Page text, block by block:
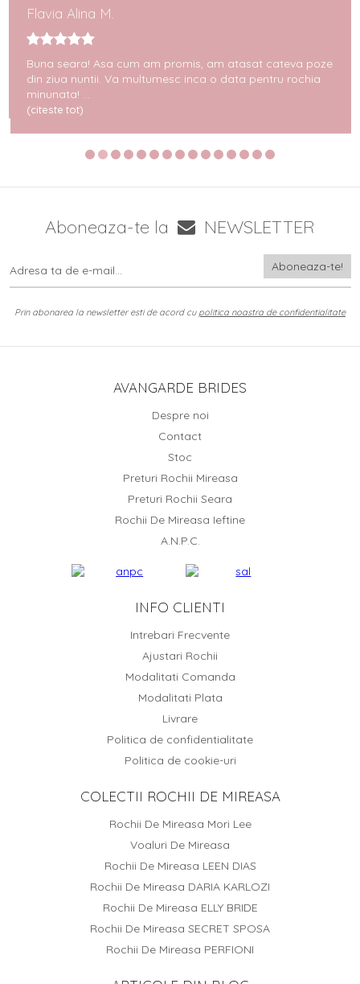
Flavia Alina M.
Buna seara! Asa cum am promis, am atasat cateva poze
din ziua nuntii. Va multumesc inca o data pentru rochia
minunata! ...
(citeste tot)
Aboneaza-te la NEWSLETTER
Prin abonarea la newsletter esti de acord cu politica noastra de confidentialitate
AVANGARDE BRIDES
Despre noi
Contact
Stoc
Preturi Rochii Mireasa
Preturi Rochii Seara
Rochii De Mireasa Ieftine
A.N.P.C.
INFO CLIENTI
Intrebari Frecvente
Ajustari Rochii
Modalitati Comanda
Modalitati Plata
Livrare
Politica de confidentialitate
Politica de cookie-uri
COLECTII ROCHII DE MIREASA
Rochii De Mireasa Mori Lee
Voaluri De Mireasa
Rochii De Mireasa LEEN DIAS
Rochii De Mireasa DARIA KARLOZI
Rochii De Mireasa ELLY BRIDE
Rochii De Mireasa SECRET SPOSA
Rochii De Mireasa PERFIONI